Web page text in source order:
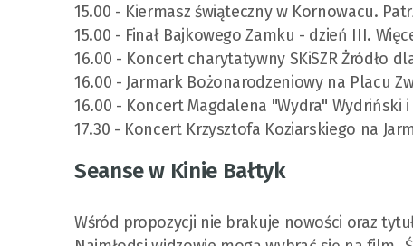
15.00 - Kiermasz świąteczny w Kornowacu.
15.00 - Finał Bajkowego Zamku - dzień III.
16.00 - Koncert charytatywny SKiSZR Żródło
16.00 - Jarmark Bożonarodzeniowy na Placu
16.00 - Koncert Magdalena "Wydra" Wydriński
17.30 - Koncert Krzysztofa Koziarskiego na
Seanse w Kinie Bałtyk
Wśród propozycji nie brakuje nowości oraz